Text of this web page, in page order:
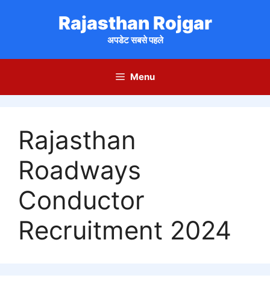
Rajasthan Rojgar
अपडेट सबसे पहले
Menu
Rajasthan
Roadways
Conductor
Recruitment 2024